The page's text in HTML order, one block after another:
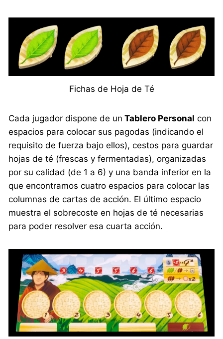
Fichas de Hoja de Té
Cada jugador dispone de un Tablero Personal con
espacios para colocar sus pagodas (indicando el
requisito de fuerza bajo ellos), cestos para guardar
hojas de té (frescas y fermentadas), organizadas
por su calidad (de 1 a 6) y una banda inferior en la
que encontramos cuatro espacios para colocar las
columnas de cartas de acción. El último espacio
muestra el sobrecoste en hojas de té necesarias
para poder resolver esa cuarta acción.